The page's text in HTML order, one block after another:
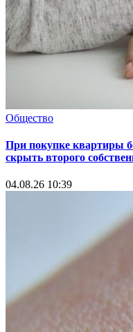
Общество
При покупке квартиры
скрыть второго
04.08.26 10:39